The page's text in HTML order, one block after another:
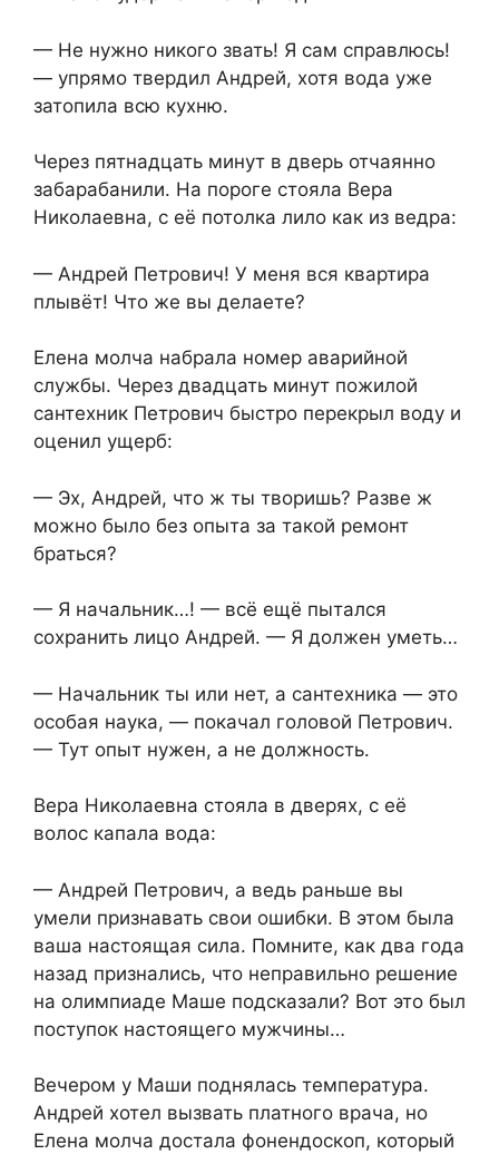
— Не нужно никого звать! Я сам справлюсь!
— упрямо твердил Андрей, хотя вода уже
затопила всю кухню.
Через пятнадцать минут в дверь отчаянно
забарабанили. На пороге стояла Вера
Николаевна, с её потолка лило как из ведра:
— Андрей Петрович! У меня вся квартира
плывёт! Что же вы делаете?
Елена молча набрала номер аварийной
службы. Через двадцать минут пожилой
сантехник Петрович быстро перекрыл воду и
оценил ущерб:
— Эх, Андрей, что ж ты творишь? Разве ж
можно было без опыта за такой ремонт
браться?
— Я начальник…! — всё ещё пытался
сохранить лицо Андрей. — Я должен уметь…
— Начальник ты или нет, а сантехника — это
особая наука, — покачал головой Петрович.
— Тут опыт нужен, а не должность.
Вера Николаевна стояла в дверях, с её
волос капала вода:
— Андрей Петрович, а ведь раньше вы
умели признавать свои ошибки. В этом была
ваша настоящая сила. Помните, как два года
назад признались, что неправильно решение
на олимпиаде Маше подсказали? Вот это был
поступок настоящего мужчины…
Вечером у Маши поднялась температура.
Андрей хотел вызвать платного врача, но
Елена молча достала фонендоскоп, который